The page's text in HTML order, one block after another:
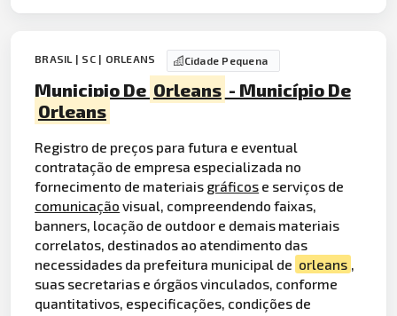
BRASIL | SC | ORLEANS Cidade Pequena
Municipio De Orleans - Município De
Orleans
Registro de preços para futura e eventual
contratação de empresa especializada no
fornecimento de materiais gráficos e serviços de
comunicação visual, compreendendo faixas,
banners, locação de outdoor e demais materiais
correlatos, destinados ao atendimento das
necessidades da prefeitura municipal de orleans ,
suas secretarias e órgãos vinculados, conforme
quantitativos, especificações, condições de